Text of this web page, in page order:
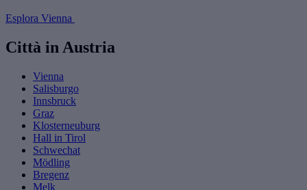
Esplora Vienna
Città in Austria
Vienna
Salisburgo
Innsbruck
Graz
Klosterneuburg
Hall in Tirol
Schwechat
Mödling
Bregenz
Melk